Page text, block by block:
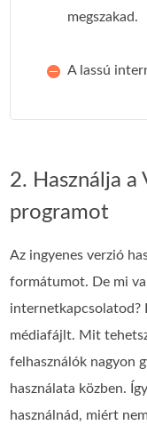
megszakad.
A lassú
2. Használja
programot
Az ingyenes verzió
formátumot. De mi
internetkapcsolatod?
médiafájlt. Mit
felhasználók nagyon
használata közben.
használnád, miért